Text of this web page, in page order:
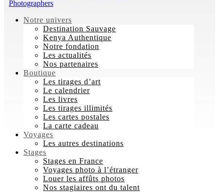
Notre univers
Destination Sauvage
Kenya Authentique
Notre fondation
Les actualités
Nos partenaires
Boutique
Les tirages d’art
Le calendrier
Les livres
Les tirages illimités
Les cartes postales
La carte cadeau
Voyages
Les autres destinations
Stages
Stages en France
Voyages photo à l’étranger
Louer les affûts photos
Nos stagiaires ont du talent